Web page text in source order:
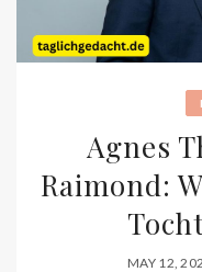
Agnes
Raimond:
MAY 12,